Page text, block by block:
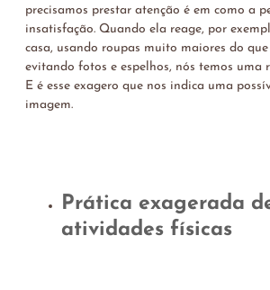
precisamos prestar atenção é em como a
insatisfação. Quando ela reage, por
casa, usando roupas muito maiores do
evitando fotos e espelhos, nós temos uma
E é esse exagero que nos indica uma
imagem.
Prática exagerada
atividades físicas